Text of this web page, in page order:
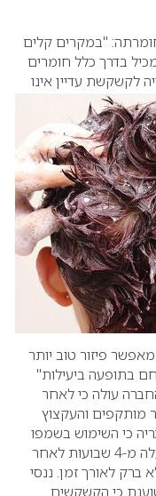
"במקרים קלים
בדרך כלל חומרים
לקשקשת עדיין אינו
פיזור טוב יותר
בתופעה ביעילות"
עולה כי לאחר
מותקפים והעקצוץ
כי השימוש בשמפו
מסייע במניעת התחדשות הקשקשים למעלה מ-4 שבועות לאחר
ברק לאורך זמן. ננסי
כי הקשקשים